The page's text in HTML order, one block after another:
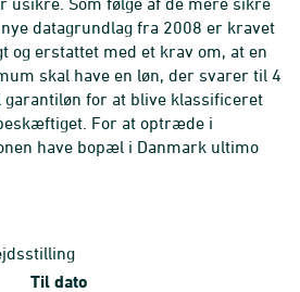
datagrundlag fra 2008 er kravet
og erstattet med et krav om, at en
skal have en løn, der svarer til 4
for at blive klassificeret
For at optræde i
have bopæl i Danmark ultimo
Til dato